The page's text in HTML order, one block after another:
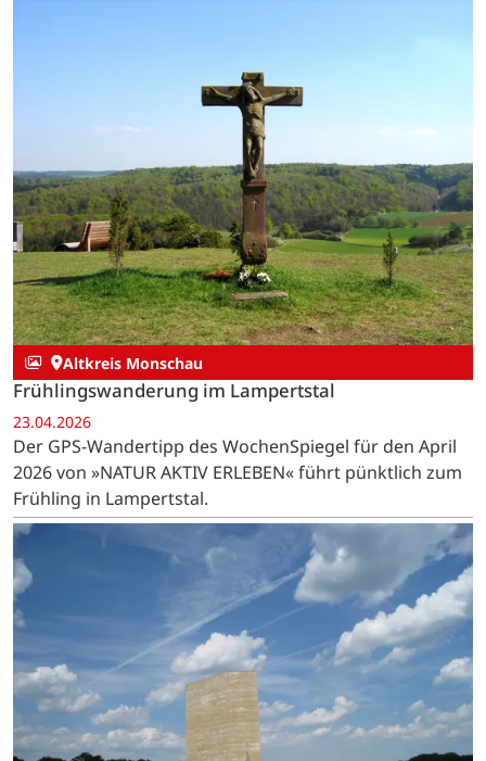
Altkreis Monschau
Frühlingswanderung im Lampertstal
23.04.2026
Der GPS-Wandertipp des WochenSpiegel für den April
2026 von »NATUR AKTIV ERLEBEN« führt pünktlich zum
Frühling in Lampertstal.